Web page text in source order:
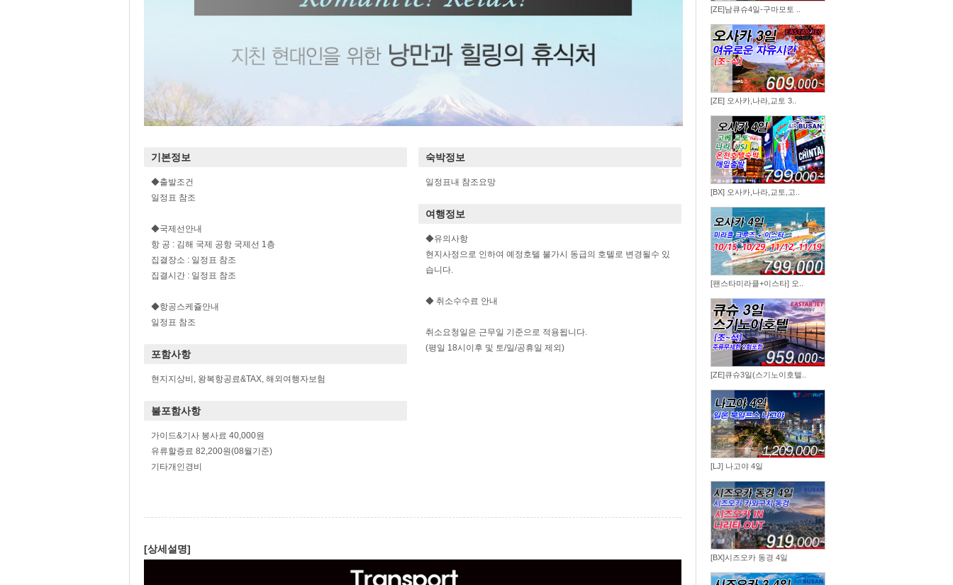
기본정보
◆출발조건
일정표 참조
◆국제선안내
항 공 : 김해 국제 공항 국제선 1층
집결장소 : 일정표 참조
집결시간 : 일정표 참조
◆항공스케쥴안내
일정표 참조
포함사항
현지지상비, 왕복항공료&TAX, 해외여행자보험
불포함사항
가이드&기사 봉사료 40,000원
유류할증료 82,200원(08월기준)
기타개인경비
숙박정보
일정표내 참조요망
여행정보
◆유의사항
현지사정으로 인하여 예정호텔 불가시 동급의 호텔로 변경될수 있
습니다.
◆ 취소수수료 안내
취소요청일은 근무일 기준으로 적용됩니다.
(평일 18시이후 및 토/일/공휴일 제외)
[상세설명]
[ZE]남큐슈4일-구마모토 ..
[ZE] 오사카,나라,교토 3..
[BX] 오사카,나라,교토,고..
[팬스타미라클+이스타] 오..
[ZE]큐슈3일(스기노이호텔..
[LJ] 나고야 4일
[BX]시즈오카 동경 4일